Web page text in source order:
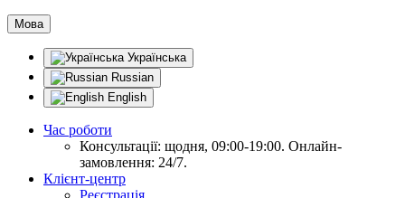
Мова
Українська
Russian
English
Час роботи
Консультації: щодня, 09:00-19:00. Онлайн-
замовлення: 24/7.
Клієнт-центр
Реєстрація